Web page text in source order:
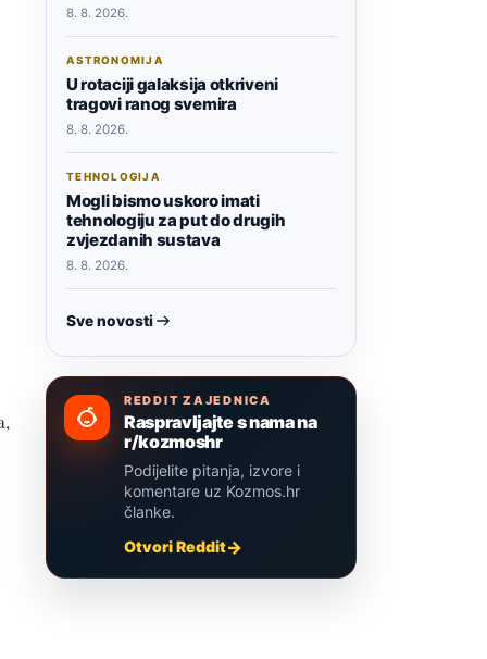
8. 8. 2026.
ASTRONOMIJA
U rotaciji galaksija otkriveni
tragovi ranog svemira
8. 8. 2026.
TEHNOLOGIJA
Mogli bismo uskoro imati
tehnologiju za put do drugih
zvjezdanih sustava
8. 8. 2026.
Sve novosti
REDDIT ZAJEDNICA
Raspravljajte s nama na
r/kozmoshr
Podijelite pitanja, izvore i
komentare uz Kozmos.hr
članke.
Otvori Reddit